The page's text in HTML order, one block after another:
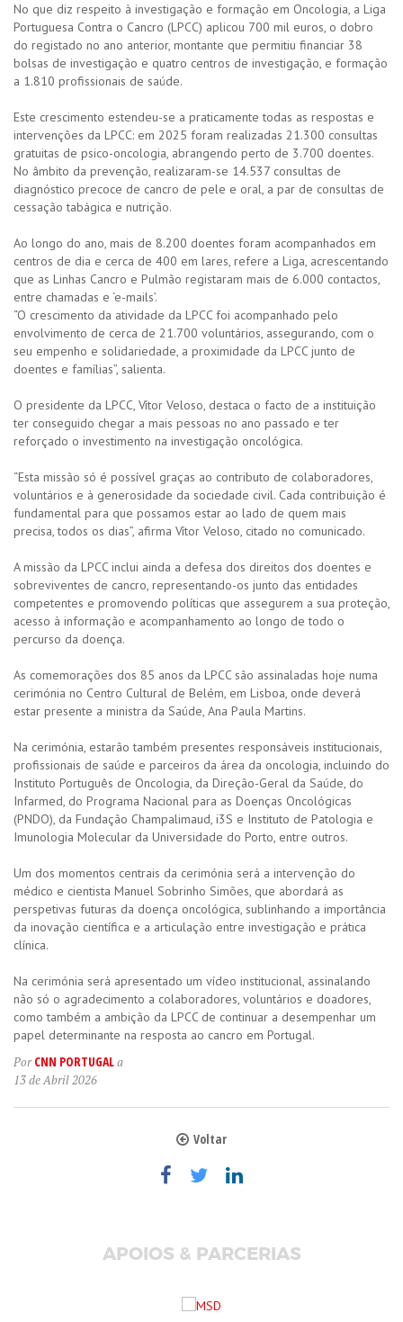
No que diz respeito à investigação e formação em Oncologia, a Liga
Portuguesa Contra o Cancro (LPCC) aplicou 700 mil euros, o dobro
do registado no ano anterior, montante que permitiu financiar 38
bolsas de investigação e quatro centros de investigação, e formação
a 1.810 profissionais de saúde.
Este crescimento estendeu-se a praticamente todas as respostas e
intervenções da LPCC: em 2025 foram realizadas 21.300 consultas
gratuitas de psico-oncologia, abrangendo perto de 3.700 doentes.
No âmbito da prevenção, realizaram-se 14.537 consultas de
diagnóstico precoce de cancro de pele e oral, a par de consultas de
cessação tabágica e nutrição.
Ao longo do ano, mais de 8.200 doentes foram acompanhados em
centros de dia e cerca de 400 em lares, refere a Liga, acrescentando
que as Linhas Cancro e Pulmão registaram mais de 6.000 contactos,
entre chamadas e ‘e-mails’.
“O crescimento da atividade da LPCC foi acompanhado pelo
envolvimento de cerca de 21.700 voluntários, assegurando, com o
seu empenho e solidariedade, a proximidade da LPCC junto de
doentes e famílias”, salienta.
O presidente da LPCC, Vítor Veloso, destaca o facto de a instituição
ter conseguido chegar a mais pessoas no ano passado e ter
reforçado o investimento na investigação oncológica.
“Esta missão só é possível graças ao contributo de colaboradores,
voluntários e à generosidade da sociedade civil. Cada contribuição é
fundamental para que possamos estar ao lado de quem mais
precisa, todos os dias”, afirma Vítor Veloso, citado no comunicado.
A missão da LPCC inclui ainda a defesa dos direitos dos doentes e
sobreviventes de cancro, representando-os junto das entidades
competentes e promovendo políticas que assegurem a sua proteção,
acesso à informação e acompanhamento ao longo de todo o
percurso da doença.
As comemorações dos 85 anos da LPCC são assinaladas hoje numa
cerimónia no Centro Cultural de Belém, em Lisboa, onde deverá
estar presente a ministra da Saúde, Ana Paula Martins.
Na cerimónia, estarão também presentes responsáveis institucionais,
profissionais de saúde e parceiros da área da oncologia, incluindo do
Instituto Português de Oncologia, da Direção-Geral da Saúde, do
Infarmed, do Programa Nacional para as Doenças Oncológicas
(PNDO), da Fundação Champalimaud, i3S e Instituto de Patologia e
Imunologia Molecular da Universidade do Porto, entre outros.
Um dos momentos centrais da cerimónia será a intervenção do
médico e cientista Manuel Sobrinho Simões, que abordará as
perspetivas futuras da doença oncológica, sublinhando a importância
da inovação científica e a articulação entre investigação e prática
clínica.
Na cerimónia será apresentado um vídeo institucional, assinalando
não só o agradecimento a colaboradores, voluntários e doadores,
como também a ambição da LPCC de continuar a desempenhar um
papel determinante na resposta ao cancro em Portugal.
PorCNN PORTUGALa
13 de Abril 2026
Voltar
APOIOS & PARCERIAS